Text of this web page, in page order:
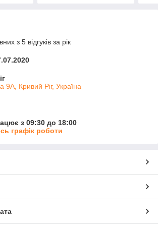
з 5 відгуків за рік
9А, Кривий Ріг, Україна
з 09:30 до 18:00
графік роботи